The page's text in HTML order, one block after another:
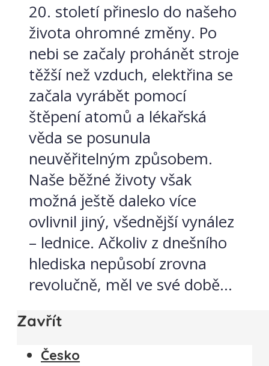
20. století přineslo do našeho
života ohromné změny. Po
nebi se začaly prohánět stroje
těžší než vzduch, elektřina se
začala vyrábět pomocí
štěpení atomů a lékařská
věda se posunula
neuvěřitelným způsobem.
Naše běžné životy však
možná ještě daleko více
ovlivnil jiný, všednější vynález
– lednice. Ačkoliv z dnešního
hlediska nepůsobí zrovna
revolučně, měl ve své době...
Zavřít
Česko